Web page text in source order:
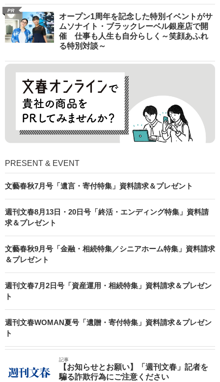
PR
オープン1周年を記念した特別イベントがサ
ムソナイト・ブラックレーベル銀座店で開
催 仕事も人生も自分らしく～笑顔あふれ
る特別対談～
PRESENT & EVENT
文藝春秋7月号「遺言・寄付特集」資料請求＆プレゼント
週刊文春8月13日・20日号「終活・エンディング特集」資料請
求＆プレゼント
文藝春秋9月号「金融・相続特集／シニアホーム特集」資料請求
＆プレゼント
週刊文春7月2日号「資産運用・相続特集」資料請求＆プレゼン
ト
週刊文春WOMAN夏号「遺贈・寄付特集」資料請求＆プレゼン
ト
記事
【お知らせとお願い】「週刊文春」記者を
騙る詐欺行為にご注意ください